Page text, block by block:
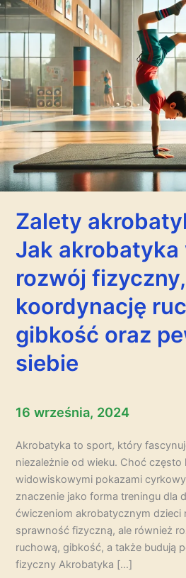
Zalety
Jak akrobatyka
rozwój fizyczny,
koordynację
gibkość oraz
siebie
16 września, 2024
Akrobatyka to sport, który
niezależnie od wieku. Choć często
widowiskowymi pokazami
znaczenie jako forma treningu dla
ćwiczeniom akrobatycznym dzieci
sprawność fizyczną, ale również
ruchową, gibkość, a także budują
fizyczny Akrobatyka […]